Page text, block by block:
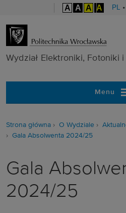
A A A A PL •
Wydział Elektroniki, Fotoniki
Menu
Strona główna O Wydziale
Gala Absolwenta 2024/25
Gala
2024/25